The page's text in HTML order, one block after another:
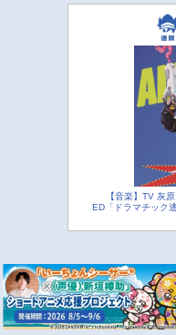
【音楽】TV 灰
ED「ドラマチック